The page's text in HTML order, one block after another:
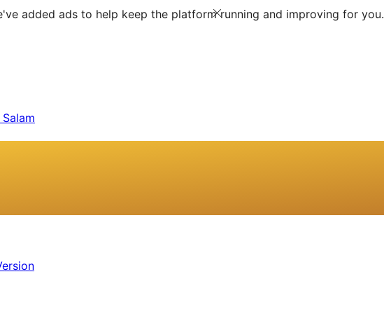
added ads to help keep the platform running and improving for you.